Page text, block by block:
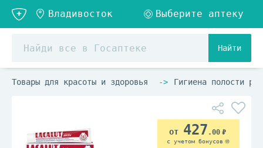
Найти
Товары для красоты и здоровья Гигиена полости рта
427 .00
с учетом бонусов